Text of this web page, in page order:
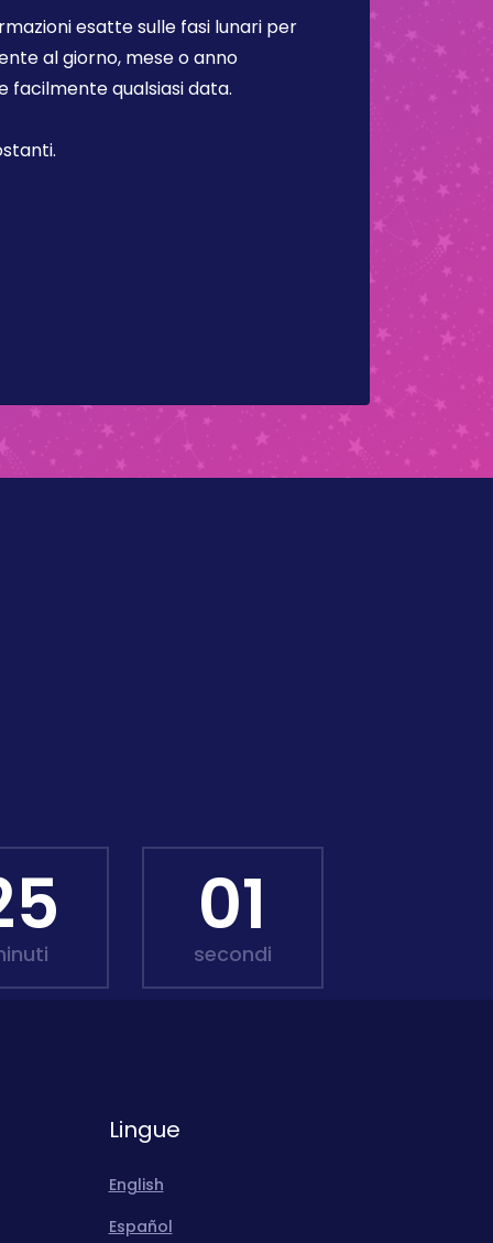
esatte sulle fasi lunari per
al giorno, mese o anno
qualsiasi data.
59
secondi
Lingue
English
Español